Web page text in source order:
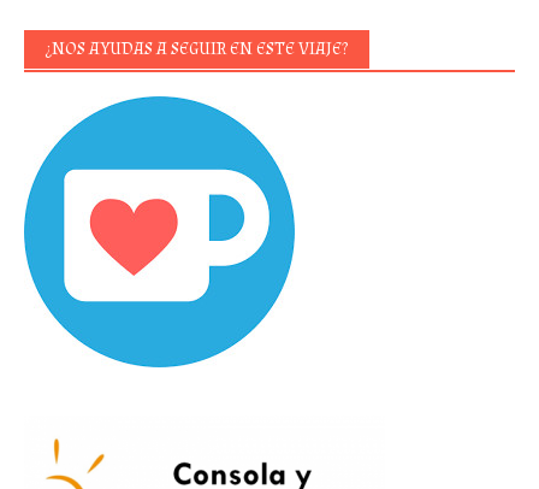
¿NOS AYUDAS A SEGUIR EN ESTE VIAJE?